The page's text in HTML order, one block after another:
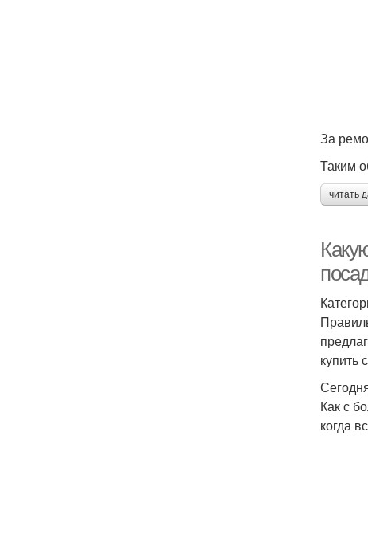
За
Таким
читать
купить
Как с
когда